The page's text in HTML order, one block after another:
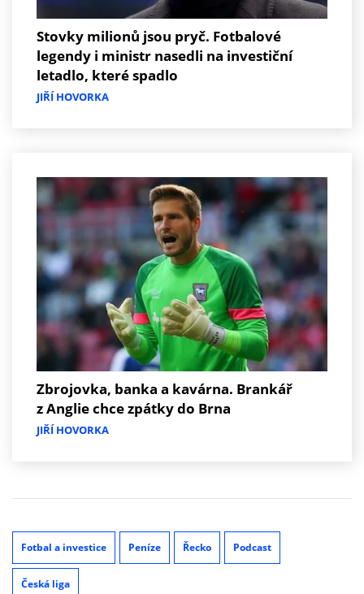
Stovky milionů jsou pryč. Fotbalové
legendy i ministr nasedli na investiční
letadlo, které spadlo
JIŘÍ HOVORKA
Zbrojovka, banka a kavárna. Brankář
z Anglie chce zpátky do Brna
JIŘÍ HOVORKA
Fotbal a investice Peníze Řecko Podcast
Česká liga